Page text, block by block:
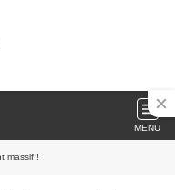
MENU
massif !